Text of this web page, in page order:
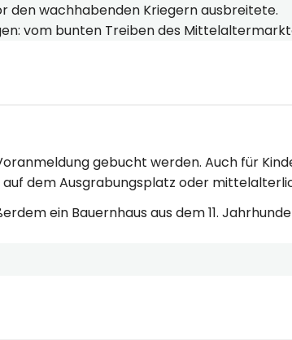
den wachhabenden Kriegern ausbreitete.
vom bunten Treiben des
gebucht werden. Auch für
dem Ausgrabungsplatz oder
ein Bauernhaus aus dem 11.